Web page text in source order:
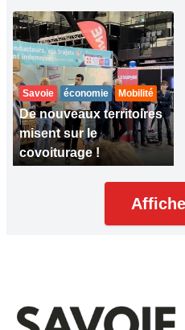
Savoie économie Mobilité
De nouveaux territoires
misent sur le
covoiturage !